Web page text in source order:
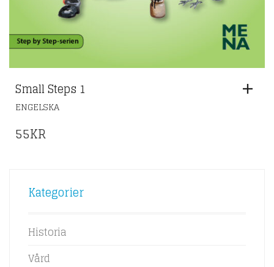
Small Steps 1
ENGELSKA
55KR
Kategorier
Historia
Vård